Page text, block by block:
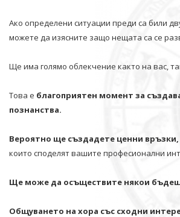
Ако определени ситуации преди са били
можете да изясните защо нещата са се
Ще има голямо облекчение както на вас,
Това е благоприятен момент за
познанства.
Вероятно ще създадете ценни връзки,
които споделят вашите професионални
Ще може да осъществите някои
Общуването на хора със сходни